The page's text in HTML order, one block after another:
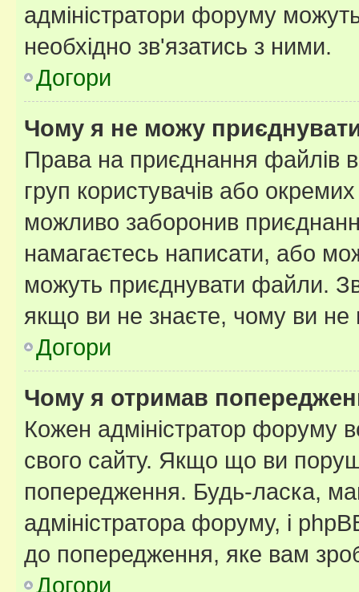
адміністратори форуму
необхідно зв'язатись з ними.
Догори
Чому я не можу
Права на приєднання файлів
груп користувачів або
можливо заборонив
намагаєтесь написати, або
можуть приєднувати файли.
якщо ви не знаєте, чому ви
Догори
Чому я отримав
Кожен адміністратор форуму
свого сайту. Якщо що ви
попередження. Будь-ласка,
адміністратора форуму, і
до попередження, яке вам
Догори